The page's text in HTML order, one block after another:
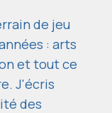
de jeu
: arts
et tout ce
J'écris
des